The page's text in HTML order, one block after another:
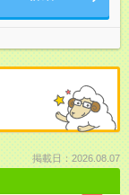
掲載日：2026.08.07